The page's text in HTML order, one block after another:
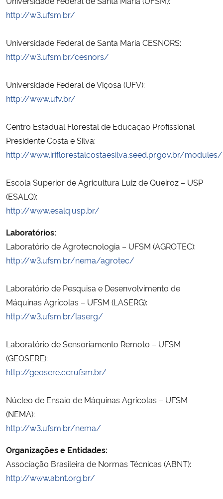
Ministério da Mulher, da Família e dos Direitos Humanos
Secretaria-Geral
Gabinete de Segurança Institucional
http://w3.ufsm.br/
Universidade Federal de Santa Maria CESNORS:
http://w3.ufsm.br/cesnors/
Universidade Federal de Viçosa (UFV):
http://www.ufv.br/
Centro Estadual Florestal de Educação Profissional
Presidente Costa e Silva:
http://www.iriflorestalcostaesilva.seed.pr.gov.br/
Escola Superior de Agricultura Luiz de Queiroz – USP
(ESALQ):
http://www.esalq.usp.br/
Laboratórios:
Laboratório de Agrotecnologia – UFSM (AGROTEC):
http://w3.ufsm.br/nema/agrotec/
Laboratório de Pesquisa e Desenvolvimento de
Máquinas Agrícolas – UFSM (LASERG):
http://w3.ufsm.br/laserg/
Laboratório de Sensoriamento Remoto – UFSM
(GEOSERE):
http://geosere.ccr.ufsm.br/
Núcleo de Ensaio de Máquinas Agrícolas – UFSM
(NEMA):
http://w3.ufsm.br/nema/
Organizações e Entidades:
Associação Brasileira de Normas Técnicas (ABNT):
http://www.abnt.org.br/